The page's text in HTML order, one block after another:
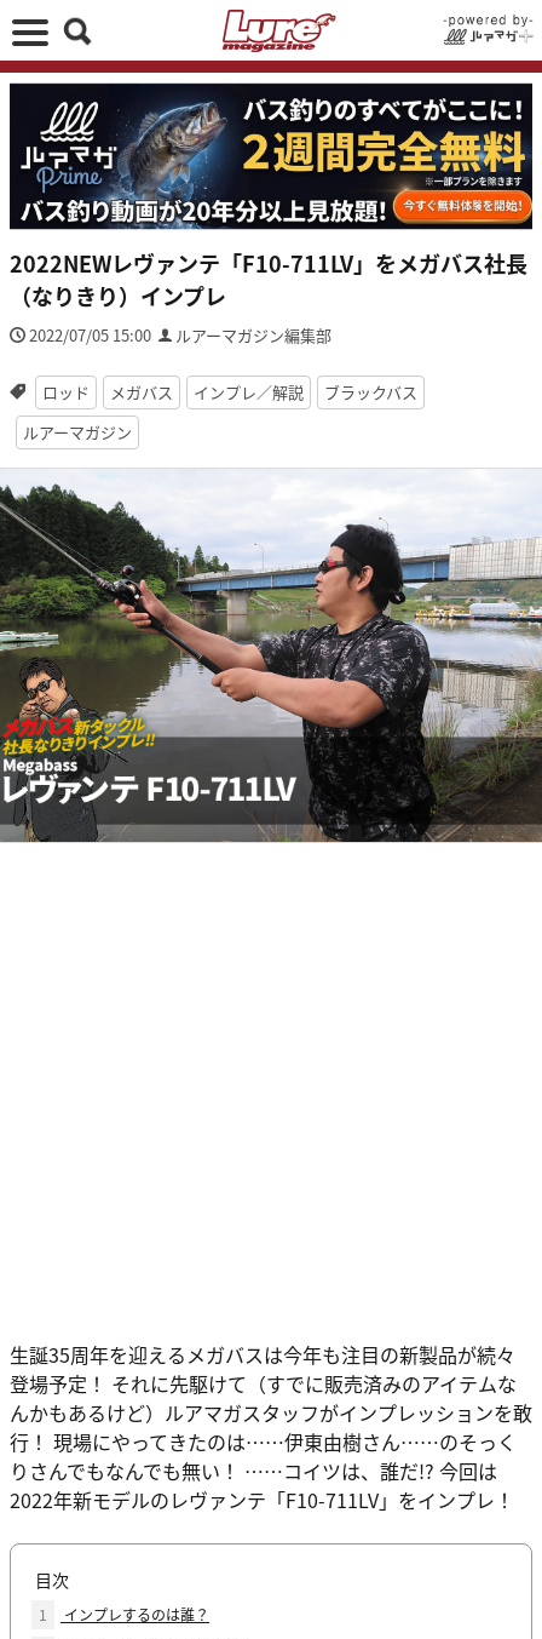
2022NEWレヴァンテ「F10-711LV」をメガバス社長
（なりきり）インプレ
2022/07/05 15:00 ルアーマガジン編集部
ロッド メガバス インプレ／解説
ブラックバス
ルアーマガジン
生誕35周年を迎えるメガバスは今年も注目の新製品が続々
登場予定！ それに先駆けて（すでに販売済みのアイテムな
んかもあるけど）ルアマガスタッフがインプレッションを敢
行！ 現場にやってきたのは……伊東由樹さん……のそっく
りさんでもなんでも無い！ ……コイツは、誰だ!? 今回は
2022年新モデルのレヴァンテ「F10-711LV」をインプレ！
目次
1
インプレするのは誰？